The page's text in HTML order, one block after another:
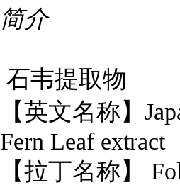
简介
石韦提取物
【英文名称】
Fern Leaf extract
【拉丁名称】